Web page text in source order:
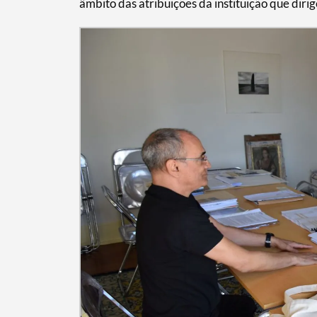
âmbito das atribuições da instituição que